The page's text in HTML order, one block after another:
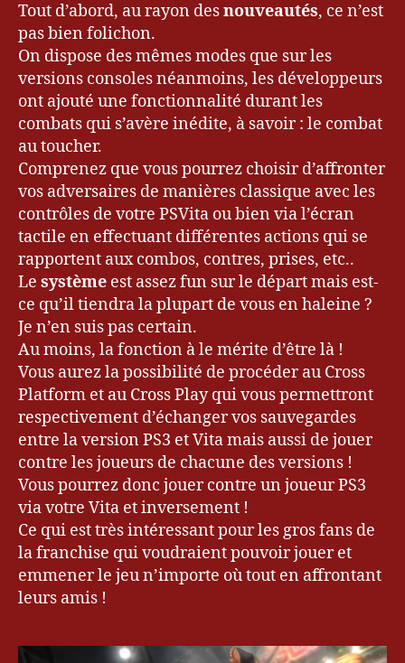
Tout d’abord, au rayon desnouveautés, ce n’est
pas bien folichon.
On dispose des mêmes modes que sur les
versions consoles néanmoins, les développeurs
ont ajouté une fonctionnalité durant les
combats qui s’avère inédite, à savoir : le combat
au toucher.
Comprenez que vous pourrez choisir d’affronter
vos adversaires de manières classique avec les
contrôles de votre PSVita ou bien via l’écran
tactile en effectuant différentes actions qui se
rapportent aux combos, contres, prises, etc..
Le système est assez fun sur le départ mais est-
ce qu’il tiendra la plupart de vous en haleine ?
Je n’en suis pas certain.
Au moins, la fonction à le mérite d’être là !
Vous aurez la possibilité de procéder au Cross
Platform et au Cross Play qui vous permettront
respectivement d’échanger vos sauvegardes
entre la version PS3 et Vita mais aussi de jouer
contre les joueurs de chacune des versions !
Vous pourrez donc jouer contre un joueur PS3
via votre Vita et inversement !
Ce qui est très intéressant pour les gros fans de
la franchise qui voudraient pouvoir jouer et
emmener le jeu n’importe où tout en affrontant
leurs amis !